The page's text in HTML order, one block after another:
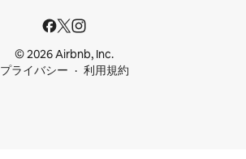
© 2026 Airbnb, Inc.
プライバシー
利用規約